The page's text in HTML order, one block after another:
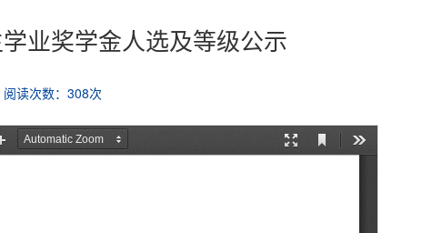
业奖学金人选及等级公示
阅读次数： 308次